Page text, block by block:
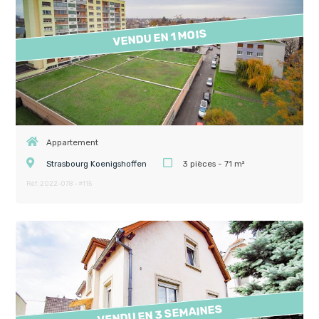
Appartement
Strasbourg Koenigshoffen 3 pièces - 71 m²
Réf. 2022-078 - #115
VENDU EN 1 MOIS